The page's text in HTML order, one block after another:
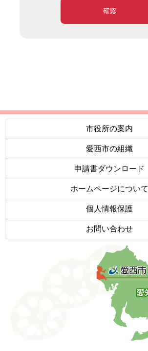
確認
市役所の案内
愛西市の組織
申請書ダウンロード
ホームページについて
個人情報保護
お問い合わせ